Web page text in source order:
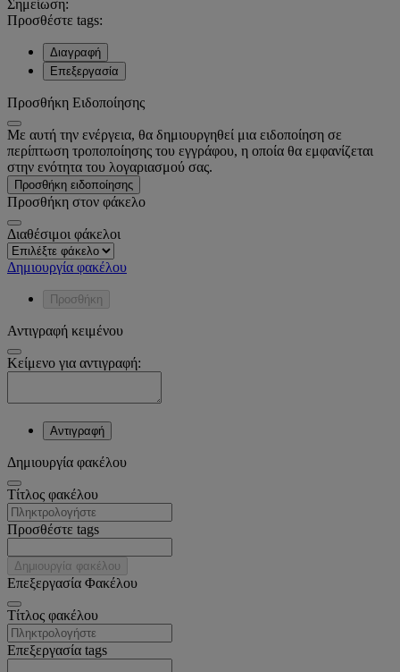
Σημείωση:
Προσθέστε tags:
Διαγραφή
Επεξεργασία
Προσθήκη Ειδοποίησης
Με αυτή την ενέργεια, θα δημιουργηθεί μια ειδοποίηση σε
περίπτωση τροποποίησης του εγγράφου, η οποία θα εμφανίζεται
στην ενότητα του λογαριασμού σας.
Προσθήκη ειδοποίησης
Προσθήκη στον φάκελο
Διαθέσιμοι φάκελοι
Δημιουργία φακέλου
Προσθήκη
Αντιγραφή κειμένου
Κείμενο για αντιγραφή:
Αντιγραφή
Δημιουργία φακέλου
Tίτλος φακέλου
Προσθέστε tags
Δημιουργία φακέλου
Επεξεργασία Φακέλου
Tίτλος φακέλου
Επεξεργασία tags